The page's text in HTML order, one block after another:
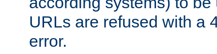
URLs are refused with a
error.